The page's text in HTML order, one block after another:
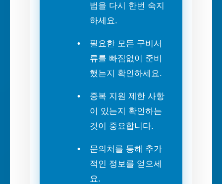
법을 다시 한번 숙지
하세요.
필요한 모든 구비서
류를 빠짐없이 준비
했는지 확인하세요.
중복 지원 제한 사항
이 있는지 확인하는
것이 중요합니다.
문의처를 통해 추가
적인 정보를 얻으세
요.